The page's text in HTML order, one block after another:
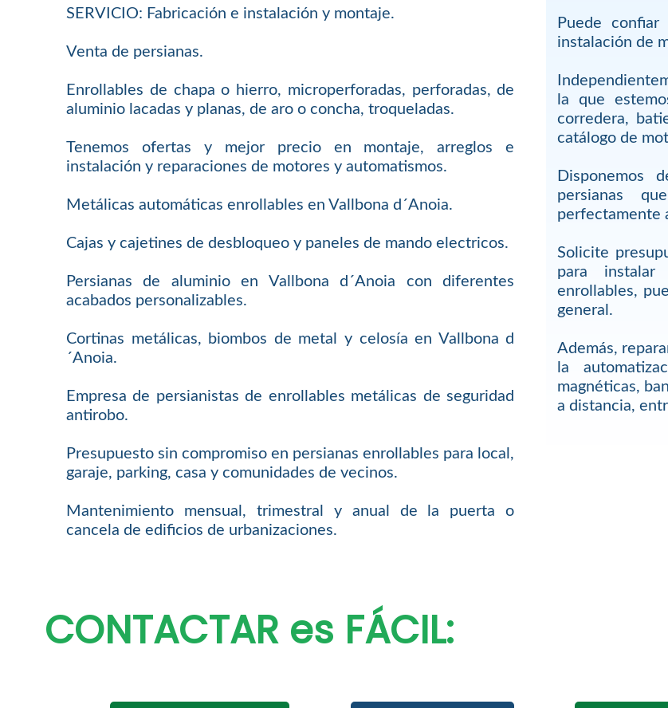
SERVICIO: Fabricación e instalación y montaje.
Venta de persianas.
Enrollables de chapa o hierro, microperforadas, perforadas, de
aluminio lacadas y planas, de aro o concha, troqueladas.
Tenemos ofertas y mejor precio en montaje, arreglos e
instalación y reparaciones de motores y automatismos.
Metálicas automáticas enrollables en Vallbona d´Anoia.
Cajas y cajetines de desbloqueo y paneles de mando electricos.
Persianas de aluminio en Vallbona d´Anoia con diferentes
acabados personalizables.
Cortinas metálicas, biombos de metal y celosía en Vallbona d
´Anoia.
Empresa de persianistas de enrollables metálicas de seguridad
antirobo.
Presupuesto sin compromiso en persianas enrollables para local,
garaje, parking, casa y comunidades de vecinos.
Mantenimiento mensual, trimestral y anual de la puerta o
cancela de edificios de urbanizaciones.
Puede
instalación de
la que
corredera,
catálogo de
Disponemos
persianas
perfectamente
Solicite
para instalar
enrollables,
general.
Además,
la
magnéticas,
a distancia,
CONTACTAR es FÁCIL: